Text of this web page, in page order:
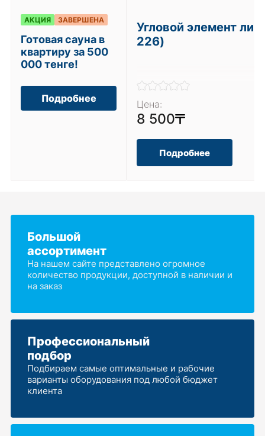
АКЦИЯ ЗАВЕРШЕНА
Готовая сауна в
квартиру за 500
000 тенге!
Подробнее
Угловой элемент
226)
Цена:
8 500
Подробнее
Большой
ассортимент
На нашем сайте представлено огромное
количество продукции, доступной в наличии и
на заказ
Профессиональный
подбор
Подбираем самые оптимальные и рабочие
варианты оборудования под любой бюджет
клиента